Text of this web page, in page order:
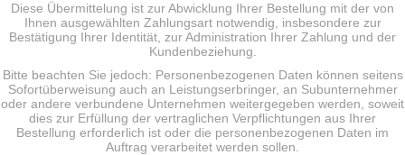
Diese Übermittelung ist zur Abwicklung Ihrer Bestellung mit der von
Ihnen ausgewählten Zahlungsart notwendig, insbesondere zur
Bestätigung Ihrer Identität, zur Administration Ihrer Zahlung und der
Kundenbeziehung.
Bitte beachten Sie jedoch: Personenbezogenen Daten können seitens
Sofortüberweisung auch an Leistungserbringer, an Subunternehmer
oder andere verbundene Unternehmen weitergegeben werden, soweit
dies zur Erfüllung der vertraglichen Verpflichtungen aus Ihrer
Bestellung erforderlich ist oder die personenbezogenen Daten im
Auftrag verarbeitet werden sollen.